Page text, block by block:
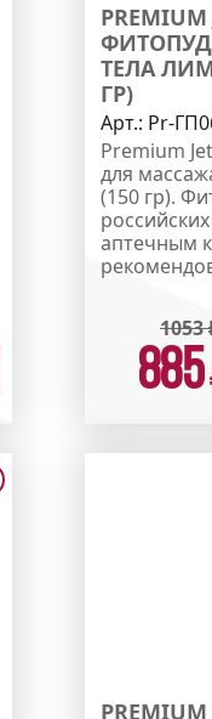
PREMIUM
ТЕЛА
ГР)
Арт.: Pr-
Premium
для
(150 гр).
аптечным
1053
885
PREMIUM